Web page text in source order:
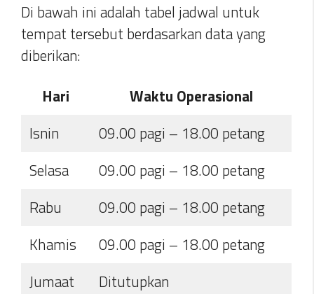
Di bawah ini adalah tabel jadwal untuk
tempat tersebut berdasarkan data yang
diberikan:
Hari
Waktu Operasional
Isnin
09.00 pagi – 18.00 petang
Selasa
09.00 pagi – 18.00 petang
Rabu
09.00 pagi – 18.00 petang
Khamis
09.00 pagi – 18.00 petang
Jumaat
Ditutupkan